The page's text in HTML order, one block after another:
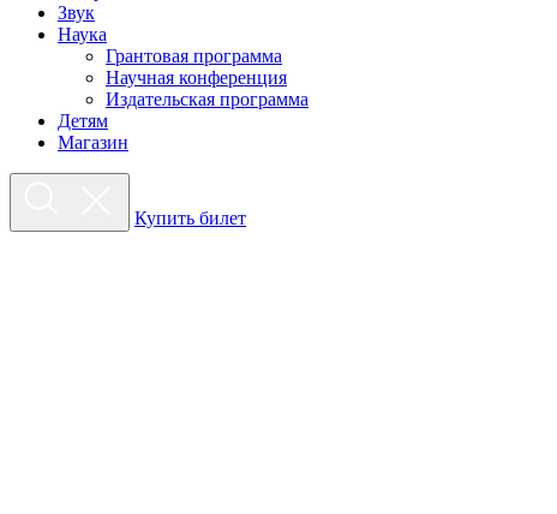
Звук
Наука
Грантовая программа
Научная конференция
Издательская программа
Детям
Магазин
Купить билет